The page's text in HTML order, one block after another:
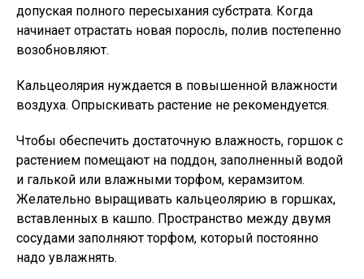
допуская полного пересыхания субстрата. Когда
начинает отрастать новая поросль, полив постепенно
возобновляют.
Кальцеолярия нуждается в повышенной влажности
воздуха. Опрыскивать растение не рекомендуется.
Чтобы обеспечить достаточную влажность, горшок с
растением помещают на поддон, заполненный водой
и галькой или влажными торфом, керамзитом.
Желательно выращивать кальцеолярию в горшках,
вставленных в кашпо. Пространство между двумя
сосудами заполняют торфом, который постоянно
надо увлажнять.